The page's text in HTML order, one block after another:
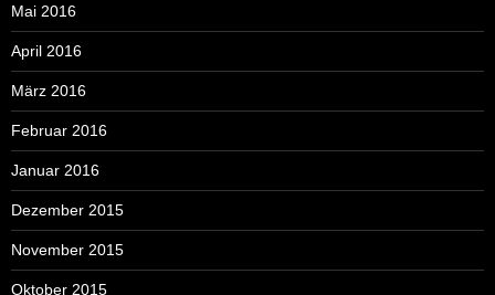
Mai 2016
April 2016
März 2016
Februar 2016
Januar 2016
Dezember 2015
November 2015
Oktober 2015